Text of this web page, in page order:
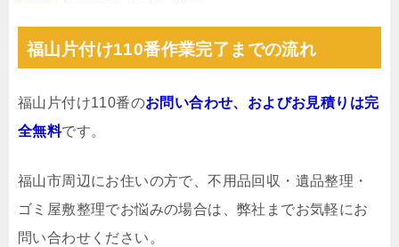
福山片付け110番作業完了までの流れ
福山片付け110番のお問い合わせ、およびお見積りは完
全無料です。
福山市周辺にお住いの方で、不用品回収・遺品整理・
ゴミ屋敷整理でお悩みの場合は、弊社までお気軽にお
問い合わせください。